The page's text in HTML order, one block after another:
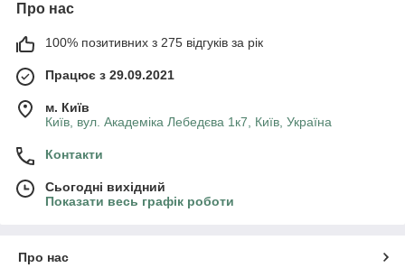
Про нас
100% позитивних з 275 відгуків за рік
Працює з 29.09.2021
м. Київ
Київ, вул. Академіка Лебедєва 1к7, Київ, Україна
Контакти
Сьогодні вихідний
Показати весь графік роботи
Про нас